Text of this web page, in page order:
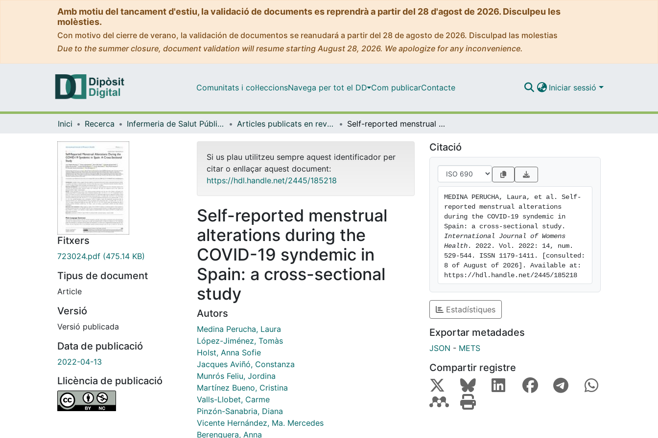
Amb motiu del tancament d'estiu, la validació de documents es reprendrà a partir del 28 d'agost de 2026. Disculpeu les
molèsties.
Con motivo del cierre de verano, la validación de documentos se reanudará a partir del 28 de agosto de 2026. Disculpad las molestias
Due to the summer closure, document validation will resume starting August 28, 2026. We apologize for any inconvenience.
Comunitats i col·leccionsNavega per tot el DD Com publicarContacte Iniciar sessió
Inici Recerca Infermeria de Salut Pública, Salut Mental i Maternoinfantil Articles publicats en revistes (Infermeria de Salut Pública, Salut mental i Maternoinfantil) Self-reported menstrual alterations during the COVID-19 syndemic in Spain: a cross-sectional study
Fitxers
723024.pdf (475.14 KB)
Tipus de document
Article
Versió
Versió publicada
Data de publicació
2022-04-13
Llicència de publicació
Si us plau utilitzeu sempre aquest identificador per
citar o enllaçar aquest document:
https://hdl.handle.net/2445/185218
Self-reported menstrual
alterations during the
COVID-19 syndemic in
Spain: a cross-sectional
study
Autors
Medina Perucha, Laura
López-Jiménez, Tomàs
Holst, Anna Sofie
Jacques Aviñó, Constanza
Munrós Feliu, Jordina
Martínez Bueno, Cristina
Valls-Llobet, Carme
Pinzón-Sanabria, Diana
Vicente Hernández, Ma. Mercedes
Berenguera, Anna
Citació
MEDINA PERUCHA, Laura, et al. Self-
reported menstrual alterations
during the COVID-19 syndemic in
International Journal of Womens
Health . 2022. Vol. 2022: 14, num.
529-544. ISSN 1179-1411. [consulted:
8 of August of 2026]. Available at:
https://hdl.handle.net/2445/185218
Estadístiques
Exportar metadades
JSON - METS
Compartir registre